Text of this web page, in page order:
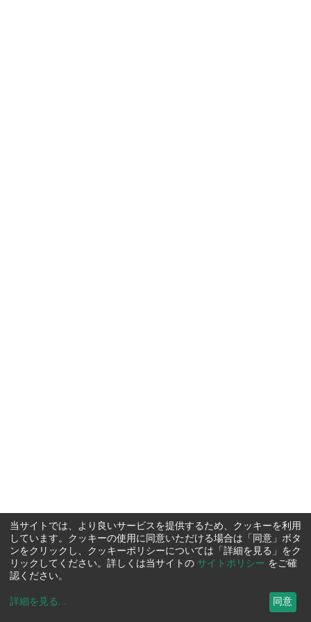
当サイトでは、より良いサービスを提供するため、クッキーを利用
しています。クッキーの使用に同意いただける場合は「同意」ボタ
ンをクリックし、クッキーポリシーについては「詳細を見る」をク
リックしてください。詳しくは当サイトの サイトポリシー をご確
認ください。
詳細を見る ... 同意